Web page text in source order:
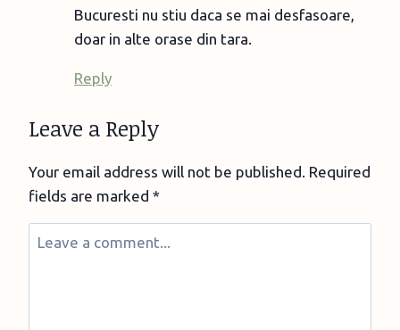
Bucuresti nu stiu daca se mai desfasoare,
doar in alte orase din tara.
Reply
Leave a Reply
Your email address will not be published. Required
fields are marked *